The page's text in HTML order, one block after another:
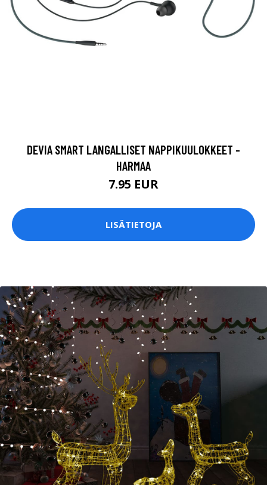
DEVIA SMART LANGALLISET NAPPIKUULOKKEET -
HARMAA
7.95 EUR
LISÄTIETOJA